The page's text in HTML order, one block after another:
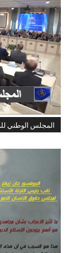
المجلس الوطني